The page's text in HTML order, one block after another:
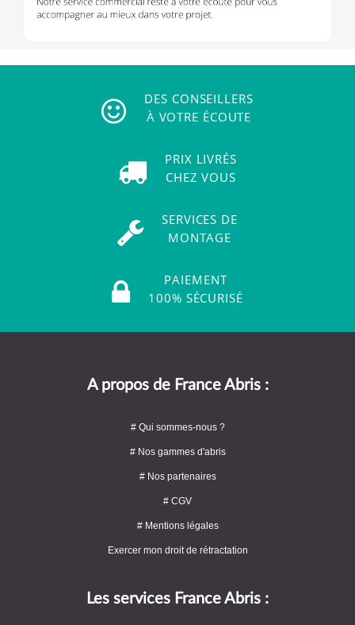
DES CONSEILLERS
À VOTRE ÉCOUTE
PRIX LIVRÉS
CHEZ VOUS
SERVICES DE
MONTAGE
PAIEMENT
100% SÉCURISÉ
A propos de France Abris :
# Qui sommes-nous ?
# Nos gammes d'abris
# Nos partenaires
# CGV
# Mentions légales
Exercer mon droit de rétractation
Les services France Abris :